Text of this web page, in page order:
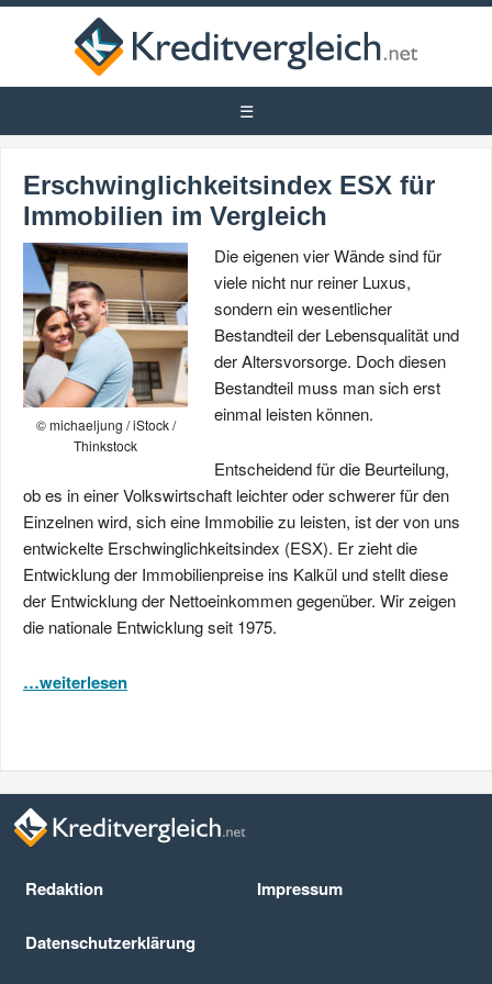
Erschwinglichkeitsindex ESX für
Immobilien im Vergleich
© michaeljung / iStock /
Thinkstock
Die eigenen vier Wände sind für
viele nicht nur reiner Luxus,
sondern ein wesentlicher
Bestandteil der Lebensqualität und
der Altersvorsorge. Doch diesen
Bestandteil muss man sich erst
einmal leisten können.
Entscheidend für die Beurteilung,
ob es in einer Volkswirtschaft leichter oder schwerer für den
Einzelnen wird, sich eine Immobilie zu leisten, ist der von uns
entwickelte Erschwinglichkeitsindex (ESX). Er zieht die
Entwicklung der Immobilienpreise ins Kalkül und stellt diese
der Entwicklung der Nettoeinkommen gegenüber. Wir zeigen
die nationale Entwicklung seit 1975.
…weiterlesen
Redaktion Impressum
Datenschutz­erklärung